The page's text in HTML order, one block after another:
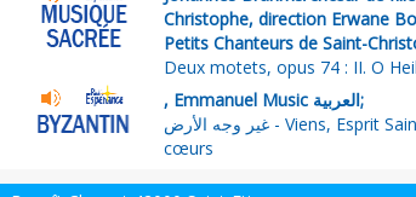
Christophe, direction Erwane
Petits Chanteurs de Saint-
Deux motets, opus 74 : II. O
, Emmanuel Music العربية;
غير وجه الأرض - Viens, Esprit Saint, viens embraser nos
cœurs